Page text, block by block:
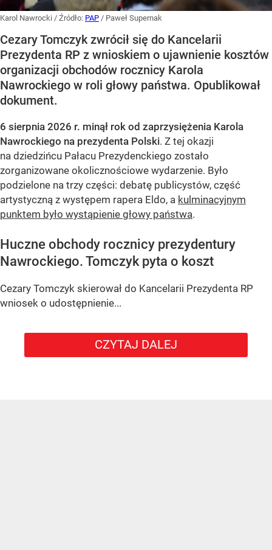
Karol Nawrocki / Źródło: PAP / Paweł Supernak
Cezary Tomczyk zwrócił się do Kancelarii
Prezydenta RP z wnioskiem o ujawnienie kosztów
organizacji obchodów rocznicy Karola
Nawrockiego w roli głowy państwa. Opublikował
dokument.
6 sierpnia 2026 r. minął rok od zaprzysiężenia Karola
Nawrockiego na prezydenta Polski. Z tej okazji
na dziedzińcu Pałacu Prezydenckiego zostało
zorganizowane okolicznościowe wydarzenie. Było
podzielone na trzy części: debatę publicystów, część
artystyczną z występem rapera Eldo, a kulminacyjnym
punktem było wystąpienie głowy państwa.
Huczne obchody rocznicy prezydentury
Nawrockiego. Tomczyk pyta o koszt
Cezary Tomczyk skierował do Kancelarii Prezydenta RP
wniosek o udostępnienie...
CZYTAJ DALEJ